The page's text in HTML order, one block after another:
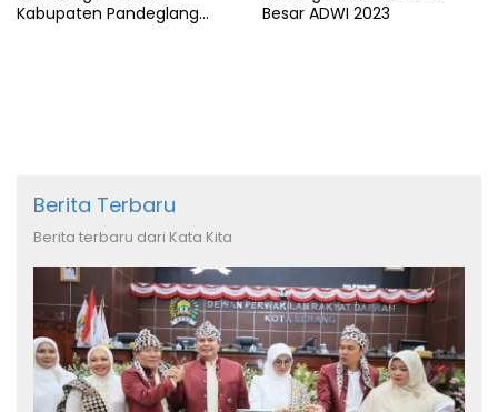
Kabupaten Pandeglang
Besar ADWI 2023
Berita Terbaru
Berita terbaru dari Kata Kita